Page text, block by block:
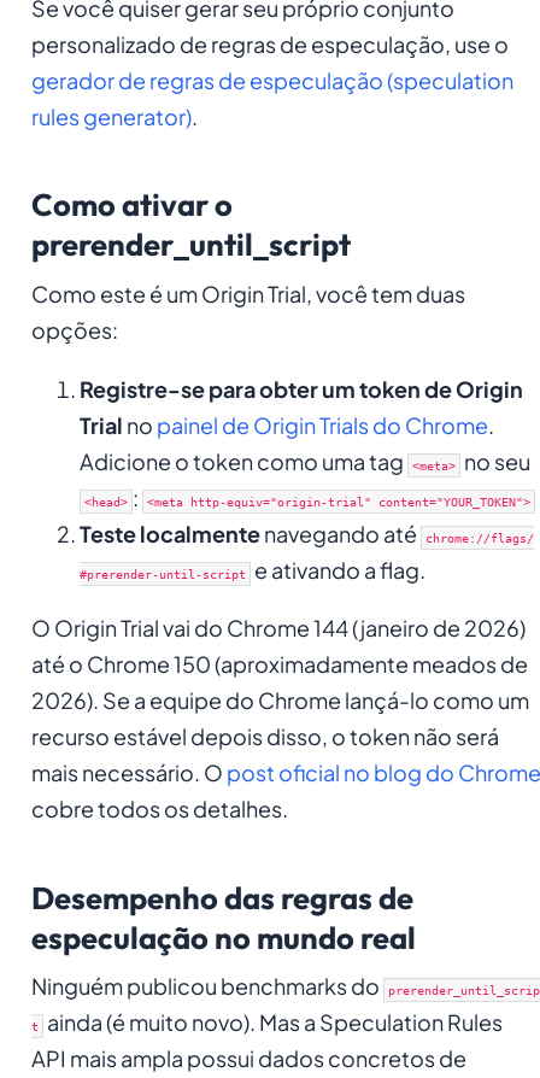
Se você quiser gerar seu próprio conjunto
personalizado de regras de especulação, use o
gerador de regras de especulação (speculation
rules generator).
Como ativar o
prerender_until_script
Como este é um Origin Trial, você tem duas
opções:
Registre-se para obter um token de Origin
Trial no painel de Origin Trials do Chrome.
Adicione o token como uma tag
<meta> no seu
<head> : <meta http-equiv="origin-trial" content="YOUR_TOKEN">
Teste localmentenavegando até chrome://flags/
#prerender-until-script e ativando a flag.
O Origin Trial vai do Chrome 144 (janeiro de 2026)
até o Chrome 150 (aproximadamente meados de
2026). Se a equipe do Chrome lançá-lo como um
recurso estável depois disso, o token não será
mais necessário. O post oficial no blog do Chrome
cobre todos os detalhes.
Desempenho das regras de
especulação no mundo real
Ninguém publicou benchmarks do prerender_until_scrip
t ainda (é muito novo). Mas a Speculation Rules
API mais ampla possui dados concretos de